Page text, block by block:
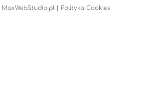
MaxWebStudio.pl | Polityka Cookies